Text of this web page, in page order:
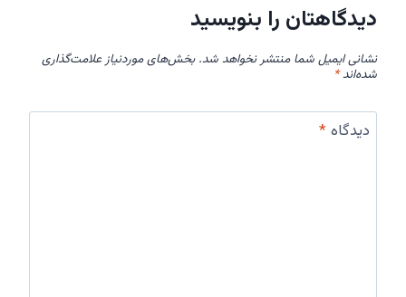
دیدگاهتان را بنویسید
نشانی ایمیل شما منتشر نخواهد شد. بخش‌های موردنیاز علامت‌گذاری
شده‌اند*
دیدگاه*